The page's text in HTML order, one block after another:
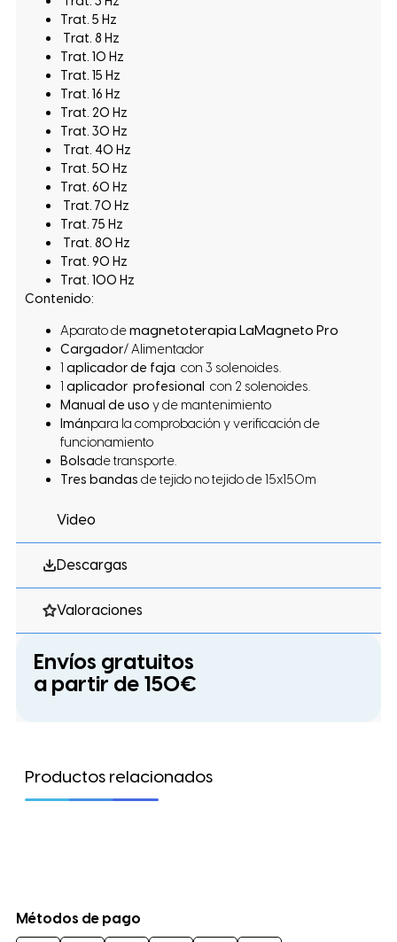
Video
Descargas
Valoraciones
Trat. 5 Hz
Trat. 8 Hz
Trat. 10 Hz
Trat. 15 Hz
Trat. 16 Hz
Trat. 20 Hz
Trat. 30 Hz
Trat. 40 Hz
Trat. 50 Hz
Trat. 60 Hz
Trat. 70 Hz
Trat. 75 Hz
Trat. 80 Hz
Trat. 90 Hz
Trat. 100 Hz
Contenido:
Aparato demagnetoterapia LaMagneto Pro
Cargador/ Alimentador
1 aplicador de faja con 3 solenoides.
1 aplicador profesional con 2 solenoides.
Manual de uso y de mantenimiento
Imánpara la comprobación y verificación de
funcionamiento
Bolsade transporte.
Tres bandas de tejido no tejido de 15x150m
Envíos gratuitos
a partir de 150€
Productos relacionados
Métodos de pago